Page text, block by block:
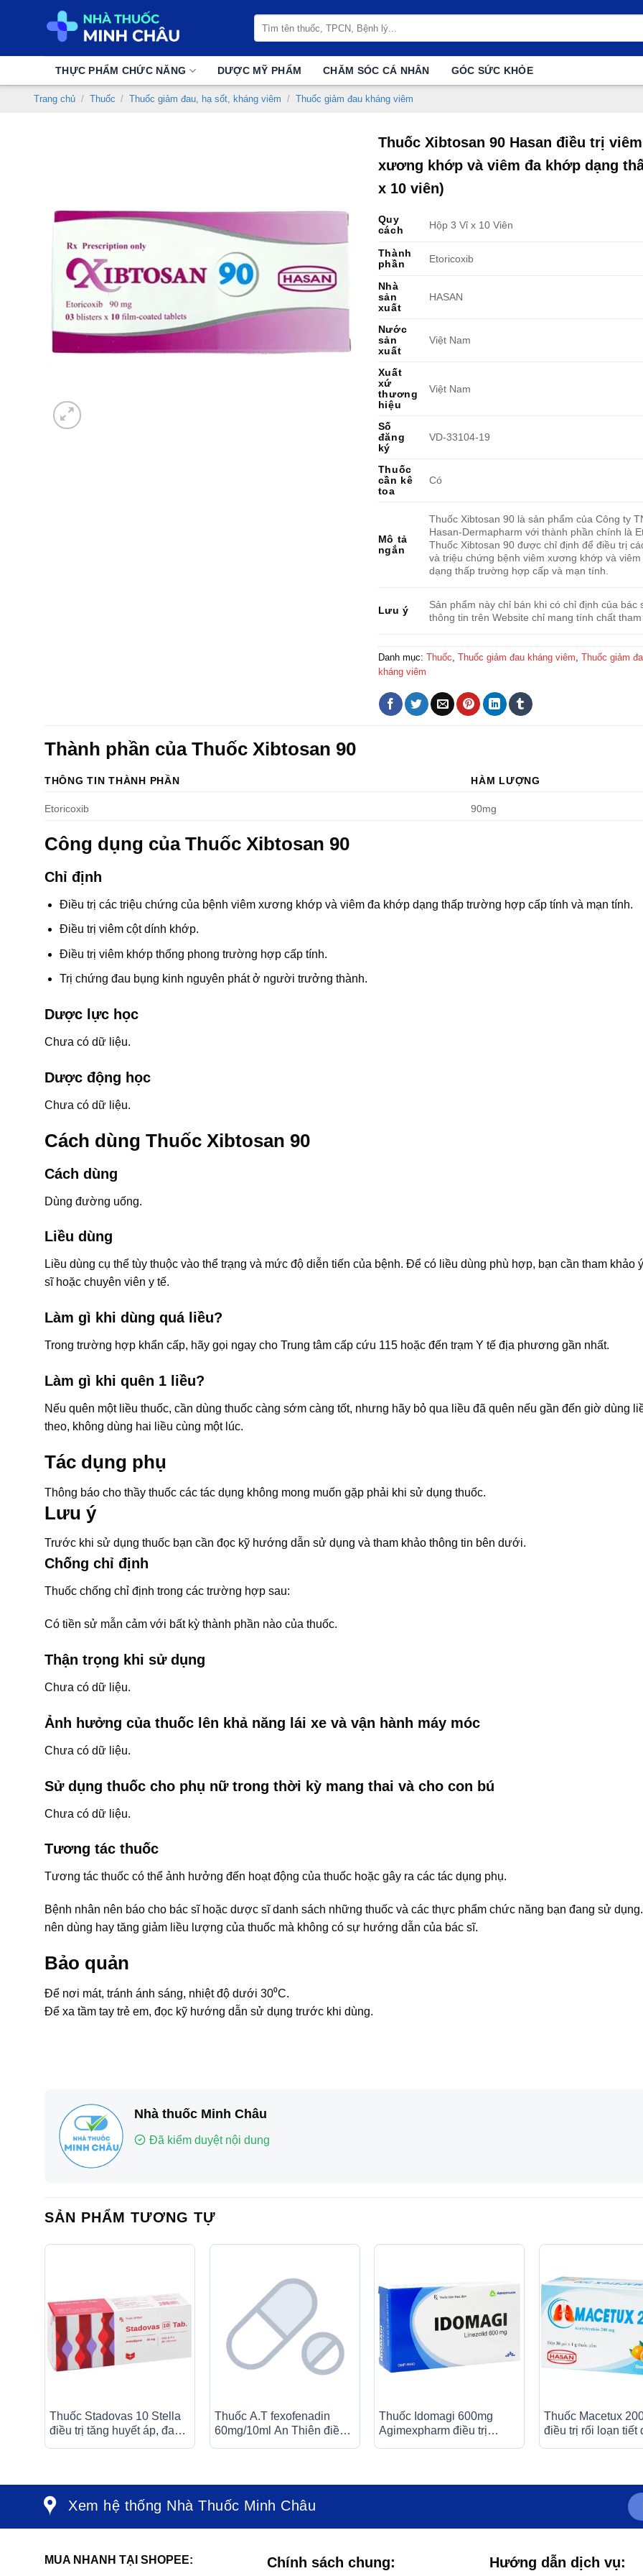
kiếm:
THỰC PHẨM CHỨC NĂNG DƯỢC MỸ PHẨM CHĂM SÓC CÁ NHÂN GÓC SỨC KHỎE
Trang chủ / Thuốc / Thuốc giảm đau, hạ sốt, kháng viêm / Thuốc giảm đau kháng viêm
Thuốc Xibtosan 90 Hasan điều trị viêm
xương khớp và viêm đa khớp dạng
x 10 viên)
Quy
cách
Hộp 3 Vỉ x 10 Viên
Thành
phần
Etoricoxib
Nhà
sản
xuất
HASAN
Nước
sản
xuất
Việt Nam
Xuất
xứ
thương
hiệu
Việt Nam
Số
đăng
ký
VD-33104-19
Thuốc
cần kê
toa
Có
Mô tả
ngắn
Thuốc Xibtosan 90 là sản phẩm của Công ty
Hasan-Dermapharm với thành phần chính là
Thuốc Xibtosan 90 được chỉ định để điều trị
và triệu chứng bệnh viêm xương khớp và
dạng thấp trường hợp cấp và mạn tính.
Lưu ý
Sản phẩm này chỉ bán khi có chỉ định của bác
thông tin trên Website chỉ mang tính chất tham
Danh mục: Thuốc, Thuốc giảm đau kháng viêm, Thuốc giảm
kháng viêm
Thành phần của Thuốc Xibtosan 90
THÔNG TIN THÀNH PHẦN HÀM LƯỢNG
Etoricoxib 90mg
Công dụng của Thuốc Xibtosan 90
Chỉ định
Điều trị các triệu chứng của bệnh viêm xương khớp và viêm đa khớp dạng thấp trường hợp cấp tính và mạn tính.
Điều trị viêm cột dính khớp.
Điều trị viêm khớp thống phong trường hợp cấp tính.
Trị chứng đau bụng kinh nguyên phát ở người trưởng thành.
Dược lực học
Chưa có dữ liệu.
Dược động học
Chưa có dữ liệu.
Cách dùng Thuốc Xibtosan 90
Cách dùng
Dùng đường uống.
Liều dùng
Liều dùng cụ thể tùy thuộc vào thể trạng và mức độ diễn tiến của bệnh. Để có liều dùng phù hợp, bạn cần tham khảo
sĩ hoặc chuyên viên y tế.
Làm gì khi dùng quá liều?
Trong trường hợp khẩn cấp, hãy gọi ngay cho Trung tâm cấp cứu 115 hoặc đến trạm Y tế địa phương gần nhất.
Làm gì khi quên 1 liều?
Nếu quên một liều thuốc, cần dùng thuốc càng sớm càng tốt, nhưng hãy bỏ qua liều đã quên nếu gần đến giờ dùng
theo, không dùng hai liều cùng một lúc.
Tác dụng phụ
Thông báo cho thầy thuốc các tác dụng không mong muốn gặp phải khi sử dụng thuốc.
Lưu ý
Trước khi sử dụng thuốc bạn cần đọc kỹ hướng dẫn sử dụng và tham khảo thông tin bên dưới.
Chống chỉ định
Thuốc chống chỉ định trong các trường hợp sau:
Có tiền sử mẫn cảm với bất kỳ thành phần nào của thuốc.
Thận trọng khi sử dụng
Chưa có dữ liệu.
Ảnh hưởng của thuốc lên khả năng lái xe và vận hành máy móc
Chưa có dữ liệu.
Sử dụng thuốc cho phụ nữ trong thời kỳ mang thai và cho con bú
Chưa có dữ liệu.
Tương tác thuốc
Tương tác thuốc có thể ảnh hưởng đến hoạt động của thuốc hoặc gây ra các tác dụng phụ.
Bệnh nhân nên báo cho bác sĩ hoặc dược sĩ danh sách những thuốc và các thực phẩm chức năng bạn đang sử
nên dùng hay tăng giảm liều lượng của thuốc mà không có sự hướng dẫn của bác sĩ.
Bảo quản
Để nơi mát, tránh ánh sáng, nhiệt độ dưới 30⁰C.
Để xa tầm tay trẻ em, đọc kỹ hướng dẫn sử dụng trước khi dùng.
Nhà thuốc Minh Châu
Đã kiểm duyệt nội dung
SẢN PHẨM TƯƠNG TỰ
Thuốc Stadovas 10 Stella
điều trị tăng huyết áp, đau
Thuốc A.T fexofenadin
60mg/10ml An Thiên điều
Thuốc Idomagi 600mg
Agimexpharm điều trị
Thuốc Macetux
điều trị rối loạn tiết
Xem hệ thống Nhà Thuốc Minh Châu
MUA NHANH TẠI SHOPEE: Chính sách chung: Hướng dẫn dịch vụ: